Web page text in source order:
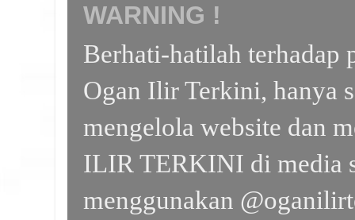
WARNING !
Berhati-hatilah terhadap
Ogan Ilir Terkini, hanya
mengelola website dan
ILIR TERKINI di media
menggunakan